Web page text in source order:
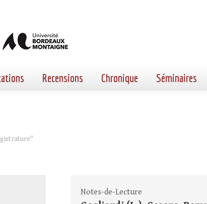
Recensions Chronique Séminaires
Notes-de-Lecture